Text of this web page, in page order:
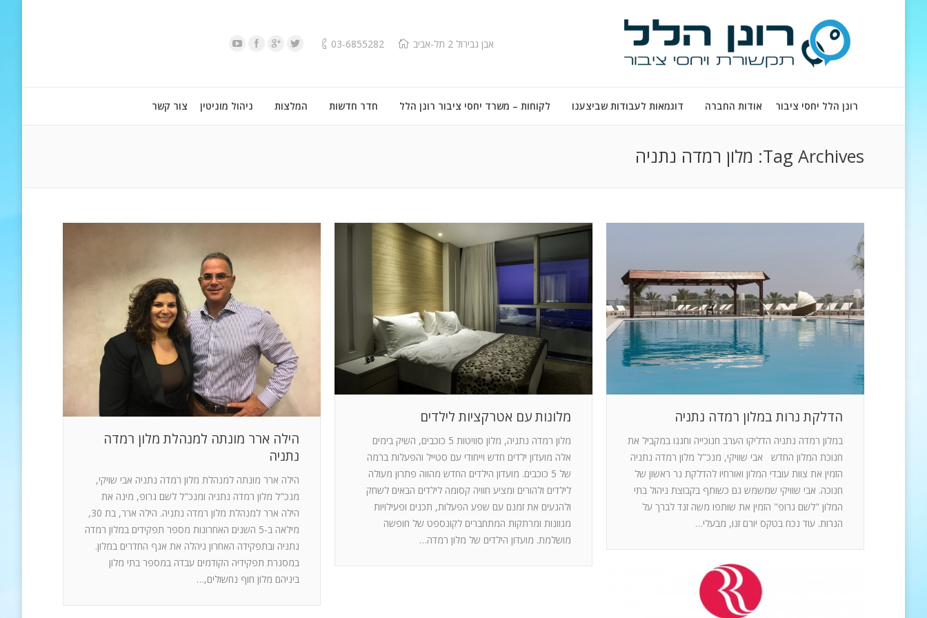
אבן גבירול 2 תל-אביב 03-6855282
רונן הלל יחסי ציבור אודות החברה דוגמאות לעבודות שביצענו לקוחות – משרד יחסי ציבור רונן הלל חדר חדשות המלצות ניהול מוניטין צור קשר
Tag Archives: מלון רמדה נתניה
הילה ארר מונתה למנהלת מלון רמדה
נתניה
הילה ארר מונתה למנהלת מלון רמדה נתניה אבי שויקי,
מנכ"ל מלון רמדה נתניה ומנכ"ל לשם גרופ, מינה את
הילה ארר למנהלת מלון רמדה נתניה. הילה ארר, בת 30,
מילאה ב-5 השנים האחרונות מספר תפקידים במלון רמדה
נתניה ובתפקידה האחרון ניהלה את אגף החדרים במלון.
במסגרת תפקידיה הקודמים עבדה במספר בתי מלון
ביניהם מלון חוף נחשולים,…
מלונות עם אטרקציות לילדים
מלון רמדה נתניה, מלון סוויטות 5 כוכבים, השיק בימים
אלה מועדון ילדים חדש וייחודי עם סטייל והפעלות ברמה
של 5 כוכבים. מועדון הילדים החדש מהווה פתרון מעולה
לילדים ולהורים ומציע חוויה קסומה לילדים הבאים לשחק
ולהנעים את זמנם עם שפע הפעלות, תכנים ופעילויות
מגוונות ומרתקות המתחברים לקונספט של חופשה
מושלמת. מועדון הילדים של מלון רמדה…
הדלקת נרות במלון רמדה נתניה
במלון רמדה נתניה הדליקו הערב חנוכייה וחגגו במקביל את
חנוכת המלון החדש אבי שוויקי, מנכ"ל מלון רמדה נתניה
הזמין את צוות עובדי המלון ואורחיו להדלקת נר ראשון של
חנוכה. אבי שוויקי שמשמש גם כשותף בקבוצת ניהול בתי
המלון "לשם גרופ" הזמין את שותפו משה זנד לברך על
הנרות. עוד נכח בטקס יורם זנו, מבעלי…